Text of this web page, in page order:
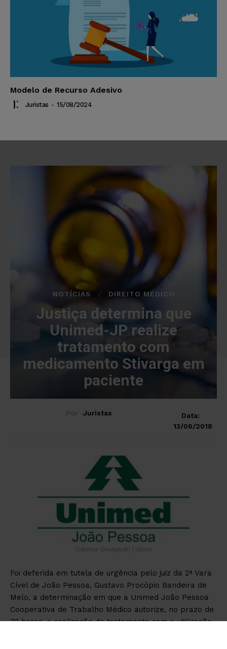
Modelo de Recurso Adesivo
Juristas - 15/08/2024